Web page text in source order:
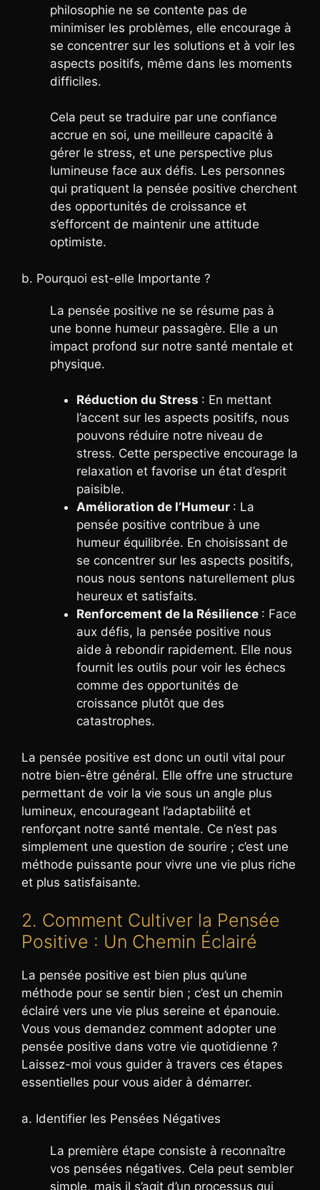
philosophie ne se contente pas de
minimiser les problèmes, elle encourage à
se concentrer sur les solutions et à voir les
aspects positifs, même dans les moments
difficiles.
Cela peut se traduire par une confiance
accrue en soi, une meilleure capacité à
gérer le stress, et une perspective plus
lumineuse face aux défis. Les personnes
qui pratiquent la pensée positive cherchent
des opportunités de croissance et
s’efforcent de maintenir une attitude
optimiste.
b. Pourquoi est-elle Importante ?
La pensée positive ne se résume pas à
une bonne humeur passagère. Elle a un
impact profond sur notre santé mentale et
physique.
Réduction du Stress : En mettant
l’accent sur les aspects positifs, nous
pouvons réduire notre niveau de
stress. Cette perspective encourage la
relaxation et favorise un état d’esprit
paisible.
Amélioration de l’Humeur : La
pensée positive contribue à une
humeur équilibrée. En choisissant de
se concentrer sur les aspects positifs,
nous nous sentons naturellement plus
heureux et satisfaits.
Renforcement de la Résilience : Face
aux défis, la pensée positive nous
aide à rebondir rapidement. Elle nous
fournit les outils pour voir les échecs
comme des opportunités de
croissance plutôt que des
catastrophes.
La pensée positive est donc un outil vital pour
notre bien-être général. Elle offre une structure
permettant de voir la vie sous un angle plus
lumineux, encourageant l’adaptabilité et
renforçant notre santé mentale. Ce n’est pas
simplement une question de sourire ; c’est une
méthode puissante pour vivre une vie plus riche
et plus satisfaisante.
2. Comment Cultiver la Pensée
Positive : Un Chemin Éclairé
La pensée positive est bien plus qu’une
méthode pour se sentir bien ; c’est un chemin
éclairé vers une vie plus sereine et épanouie.
Vous vous demandez comment adopter une
pensée positive dans votre vie quotidienne ?
Laissez-moi vous guider à travers ces étapes
essentielles pour vous aider à démarrer.
a. Identifier les Pensées Négatives
La première étape consiste à reconnaître
vos pensées négatives. Cela peut sembler
simple, mais il s’agit d’un processus qui